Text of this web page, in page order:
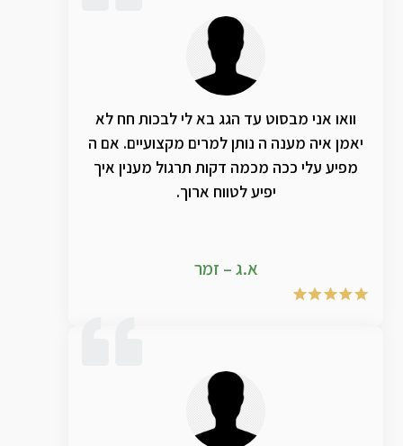
וואו אני מבסוט עד הגג בא לי לבכות חח לא
יאמן איה מענה ה נותן למרים מקצועיים. אם ה
מפיע עלי ככה מכמה דקות תרגול מענין איך
יפיע לטווח ארוך.
א.ג – זמר